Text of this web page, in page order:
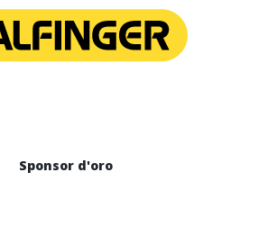
Sponsor d'oro